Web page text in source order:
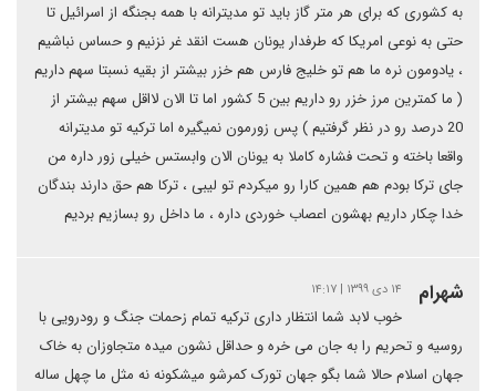
به کشوری که برای هر متر گاز باید تو مدیترانه با همه بجنگه از اسرائیل تا
حتی به نوعی امریکا که طرفدار یونان هست انقد غر نزنیم و حساس نباشیم
، یادومون نره ما هم تو خلیج فارس هم خزر بیشتر از بقیه نسبتا سهم داریم
( ما کمترین مرز خزر رو داریم بین 5 کشور اما تا الان لااقل سهم بیشتر از
20 درصد رو در نظر گرفتیم ) پس زورمون نمیگیره اما ترکیه تو مدیترانه
واقعا باخته و تحت فشاره کاملا به یونان الان وابستس خیلی زور داره من
جای ترکا بودم هم همین کارا رو میکردم تو لیبی ، ترکا هم حق دارند بندگان
خدا چکار داریم بهشون اعصاب خوردی داره ، ما داخل رو بسازیم بردیم
شهرام ۱۴ دی ۱۳۹۹ | ۱۴:۱۷
خوب لابد شما انتظار داری ترکیه تمام زحمات جنگ و رودرویی با
روسیه و تحریم را به جان می خره و حداقل نشون میده متجاوزان به خاک
جهان اسلام حالا شما بگو جهان تورک کمرشو میشکونه نه مثل ما چهل ساله